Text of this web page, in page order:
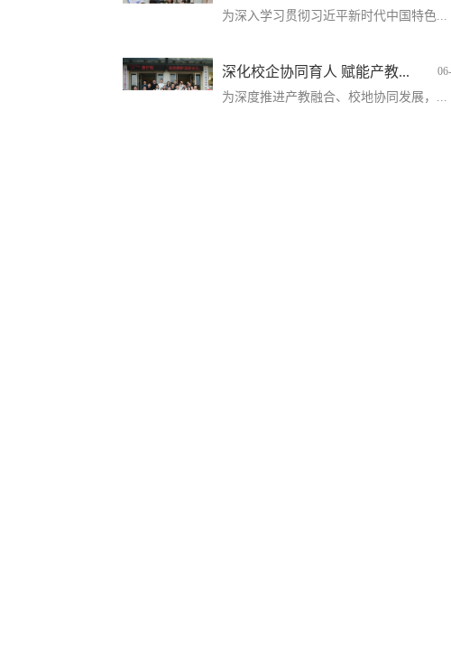
为深入学习贯彻习近平新时代中国特色...
深化校企协同育人 赋能产教...
为深度推进产教融合、校地协同发展，...